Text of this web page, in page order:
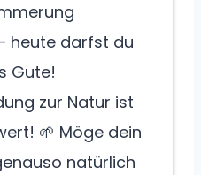
heute darfst du
Gute!
zur Natur ist
🌱 Möge dein
natürlich